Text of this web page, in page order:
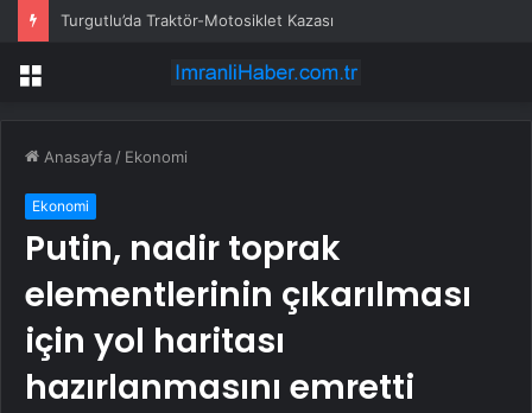
Turgutlu’da Traktör-Motosiklet Kazası
Menü
Anasayfa / Ekonomi
Ekonomi
Putin, nadir toprak
elementlerinin çıkarılması
için yol haritası
hazırlanmasını emretti